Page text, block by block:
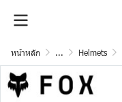
หน้าหลัก ... Helmets